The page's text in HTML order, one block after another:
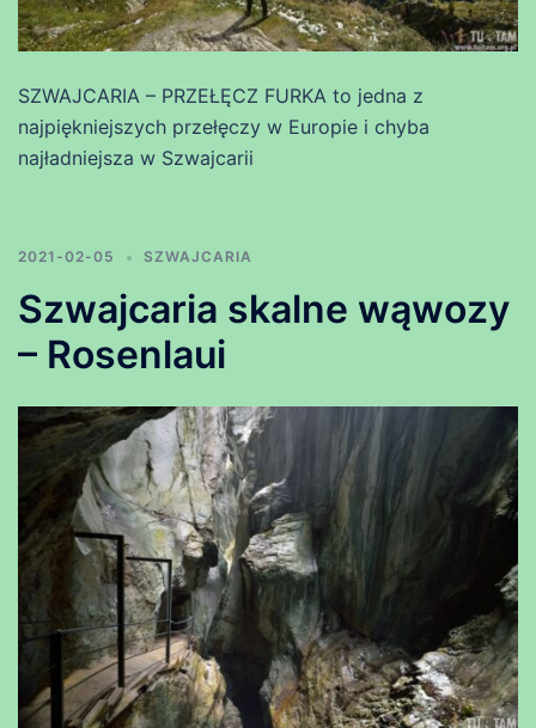
SZWAJCARIA – PRZEŁĘCZ FURKA to jedna z
najpiękniejszych przełęczy w Europie i chyba
najładniejsza w Szwajcarii
2021-02-05 SZWAJCARIA
Szwajcaria skalne wąwozy
– Rosenlaui